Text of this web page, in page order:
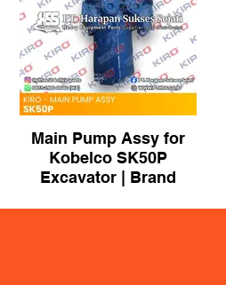
Main Pump Assy for
Kobelco SK50P
Excavator | Brand